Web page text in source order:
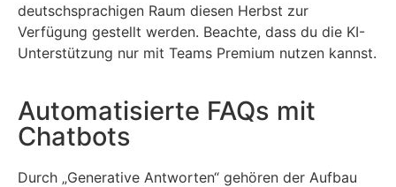
deutschsprachigen Raum diesen Herbst zur
Verfügung gestellt werden. Beachte, dass du die KI-
Unterstützung nur mit Teams Premium nutzen kannst.
Automatisierte FAQs mit
Chatbots
Durch „Generative Antworten“ gehören der Aufbau